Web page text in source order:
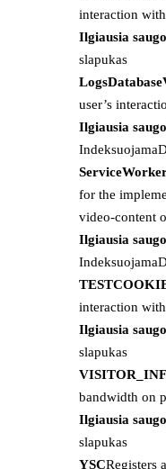
interaction
Ilgiausia
slapukas
user’s
Ilgiausia
for the
video-content
Ilgiausia
interaction
Ilgiausia
slapukas
bandwidth on
Ilgiausia
slapukas
YSCRegisters